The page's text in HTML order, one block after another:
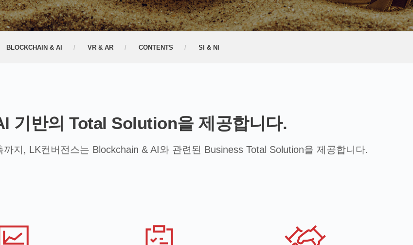
BLOCKCHAIN & AI VR & AR CONTENTS SI & NI
기반의 Total Solution을 제공합니다.
지, LK컨버전스는 Blockchain & AI와 관련된 Business Total Solution을 제공합니다.